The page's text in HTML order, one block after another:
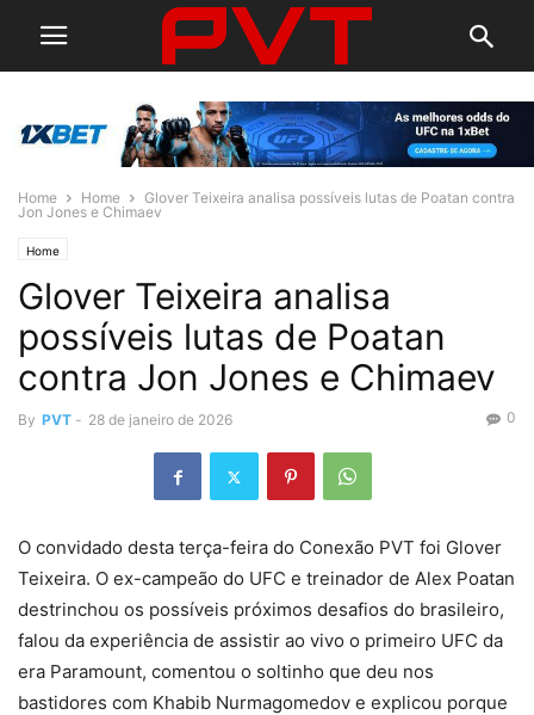
Home Home
Glover Teixeira analisa possíveis lutas de Poatan contra
Jon Jones e Chimaev
Home
Glover Teixeira analisa
possíveis lutas de Poatan
contra Jon Jones e Chimaev
By PVT - 28 de janeiro de 2026 0
O convidado desta terça-feira do Conexão PVT foi Glover
Teixeira. O ex-campeão do UFC e treinador de Alex Poatan
destrinchou os possíveis próximos desafios do brasileiro,
falou da experiência de assistir ao vivo o primeiro UFC da
era Paramount, comentou o soltinho que deu nos
bastidores com Khabib Nurmagomedov e explicou porque